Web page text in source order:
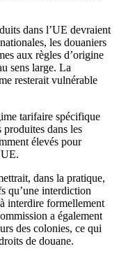
dans l’UE devraient
les douaniers
aux règles d’origine
sens large. La
resterait vulnérable
tarifaire spécifique
produites dans les
élevés pour
dans la pratique,
qu’une interdiction
interdire formellement
a également
des colonies, ce qui
de douane.